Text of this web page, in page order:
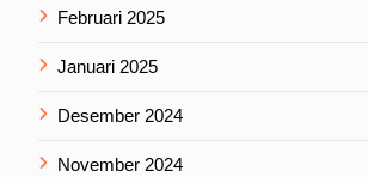
Februari 2025
Januari 2025
Desember 2024
November 2024